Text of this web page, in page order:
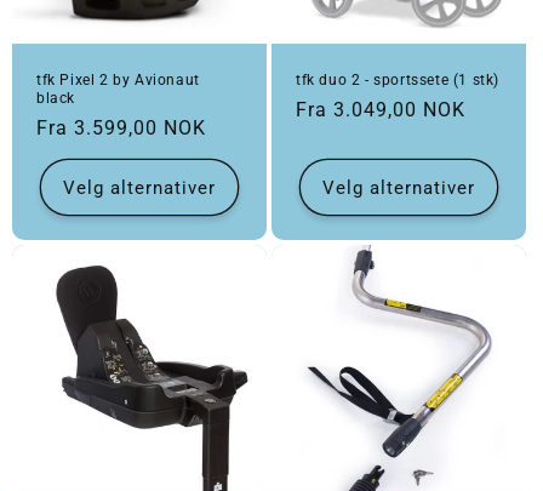
tfk Pixel 2 by Avionaut
black
Vanlig pris
Fra 3.599,00 NOK
Velg alternativer
tfk duo 2 - sportssete (1 stk)
Vanlig pris
Fra 3.049,00 NOK
Velg alternativer